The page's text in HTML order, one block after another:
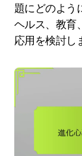
題にどのよう
ヘルス、教育
応用を検討し